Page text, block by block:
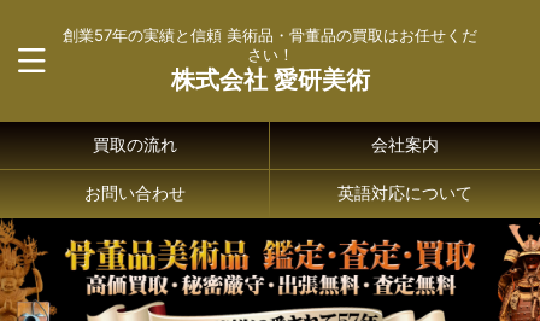
創業57年の実績と信頼 美術品・骨董品の買取はお任せくだ
さい！
株式会社 愛研美術
買取の流れ 会社案内
お問い合わせ 英語対応について